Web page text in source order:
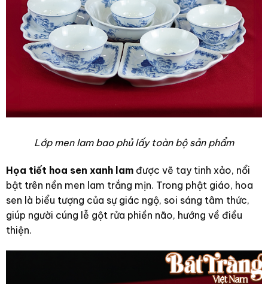
Lớp men lam bao phủ lấy toàn bộ sản phẩm
Họa tiết hoa sen xanh lamđược vẽ tay tinh xảo, nổi
bật trên nền men lam trắng mịn. Trong phật giáo, hoa
sen là biểu tượng của sự giác ngộ, soi sáng tâm thức,
giúp người cúng lễ gột rửa phiền não, hướng về điều
thiện.